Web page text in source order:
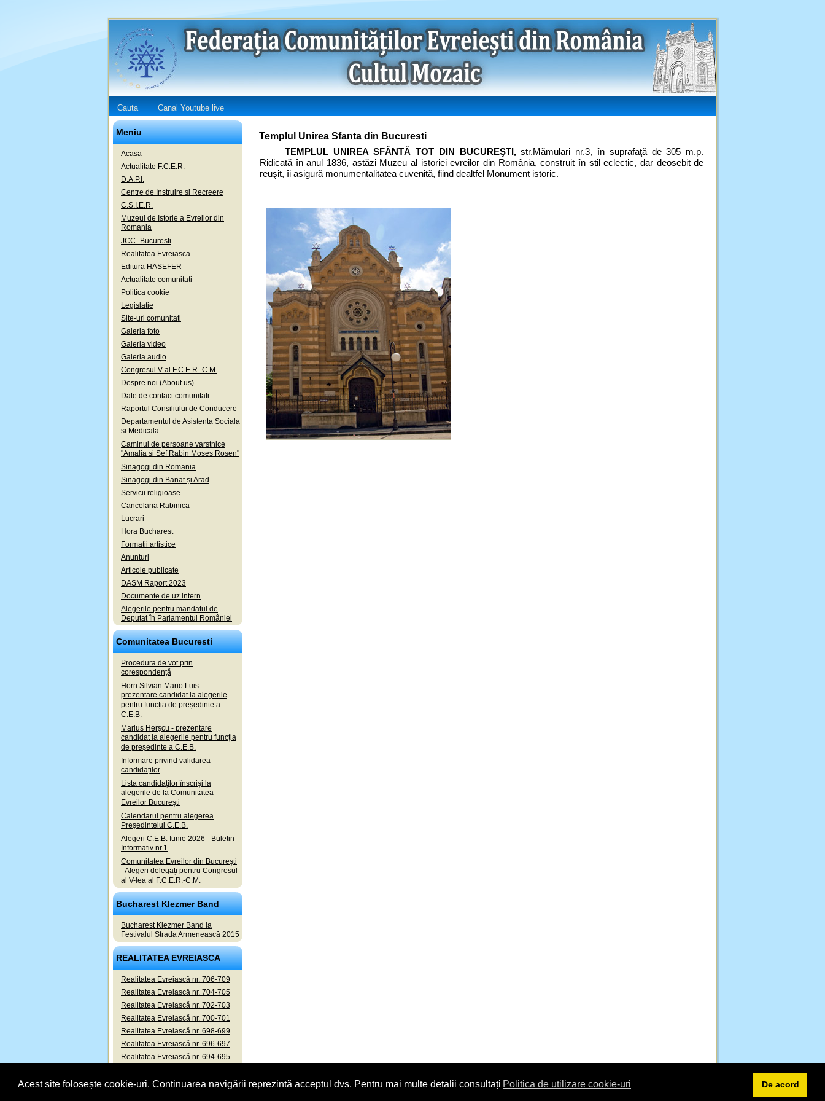
Acest site folosește cookie-uri. Continuarea navigării reprezintă acceptul dvs. Pentru mai multe detalii consultați Politica de utilizare cookie-uri De acord
Cauta Canal Youtube live
Meniu
Acasa
Actualitate F.C.E.R.
D.A.P.I.
Centre de Instruire si Recreere
C.S.I.E.R.
Muzeul de Istorie a Evreilor din
Romania
JCC- Bucuresti
Realitatea Evreiasca
Editura HASEFER
Actualitate comunitati
Politica cookie
Legislatie
Site-uri comunitati
Galeria foto
Galeria video
Galeria audio
Congresul V al F.C.E.R.-C.M.
Despre noi (About us)
Date de contact comunitati
Raportul Consiliului de Conducere
Departamentul de Asistenta Sociala
si Medicala
Caminul de persoane varstnice
"Amalia si Sef Rabin Moses Rosen"
Sinagogi din Romania
Sinagogi din Banat și Arad
Servicii religioase
Cancelaria Rabinica
Lucrari
Hora Bucharest
Formatii artistice
Anunturi
Articole publicate
DASM Raport 2023
Documente de uz intern
Alegerile pentru mandatul de
Deputat în Parlamentul României
Comunitatea Bucuresti
Procedura de vot prin
corespondență
Horn Silvian Mario Luis -
prezentare candidat la alegerile
pentru funcția de președinte a
C.E.B.
Marius Herșcu - prezentare
candidat la alegerile pentru funcția
de președinte a C.E.B.
Informare privind validarea
candidaților
Lista candidaților înscriși la
alegerile de la Comunitatea
Evreilor București
Calendarul pentru alegerea
Președintelui C.E.B.
Alegeri C.E.B. Iunie 2026 - Buletin
Informativ nr.1
Comunitatea Evreilor din București
- Alegeri delegați pentru Congresul
al V-lea al F.C.E.R.-C.M.
Bucharest Klezmer Band
Bucharest Klezmer Band la
Festivalul Strada Armenească 2015
REALITATEA EVREIASCA
Realitatea Evreiască nr. 706-709
Realitatea Evreiască nr. 704-705
Realitatea Evreiască nr. 702-703
Realitatea Evreiască nr. 700-701
Realitatea Evreiască nr. 698-699
Realitatea Evreiască nr. 696-697
Realitatea Evreiască nr. 694-695
Templul Unirea Sfanta din Bucuresti
TEMPLUL UNIREA SFÂNTĂ TOT DIN BUCUREŞTI,str.Mămulari nr.3, în suprafaţă de 305 m.p.
Ridicată în anul 1836, astăzi Muzeu al istoriei evreilor din România, construit în stil eclectic, dar deosebit de
reuşit, îi asigură monumentalitatea cuvenită, fiind dealtfel Monument istoric.